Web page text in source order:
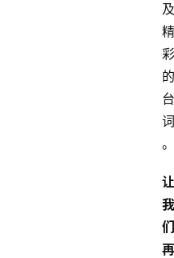
及
精
彩
的
台
词
。
让
我
们
再